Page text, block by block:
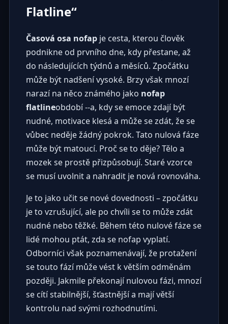
Flatline“
Časová osa nofapje cesta, kterou člověk
podnikne od prvního dne, kdy přestane, až
do následujících týdnů a měsíců. Zpočátku
může být nadšení vysoké. Brzy však mnozí
narazí na něco známého jako nofap
flatlineobdobí --a, kdy se emoce zdají být
nudné, motivace klesá a může se zdát, že se
vůbec neděje žádný pokrok. Tato nulová fáze
může být matoucí. Proč se to děje? Tělo a
mozek se prostě přizpůsobují. Staré vzorce
se musí uvolnit a nahradit je nová rovnováha.
Je to jako učit se nové dovednosti – zpočátku
je to vzrušující, ale po chvíli se to může zdát
nudné nebo těžké. Během této nulové fáze se
lidé mohou ptát, zda se nofap vyplatí.
Odborníci však poznamenávají, že protažení
se touto fází může vést k větším odměnám
později. Jakmile překonají nulovou fázi, mnozí
se cítí stabilnější, šťastnější a mají větší
kontrolu nad svými rozhodnutími.